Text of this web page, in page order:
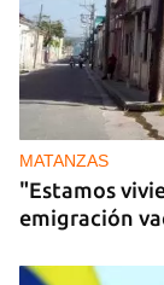
MATANZAS
"Estamos
emigración